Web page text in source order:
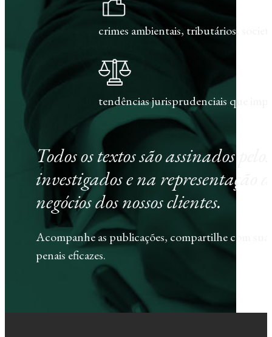
crimes ambientais, tributários,
tendências jurisprudenciais que
Todos os textos são assinados
investigados e na representação
negócios dos nossos clientes.
Acompanhe as publicações, compartilhe com
penais eficazes.